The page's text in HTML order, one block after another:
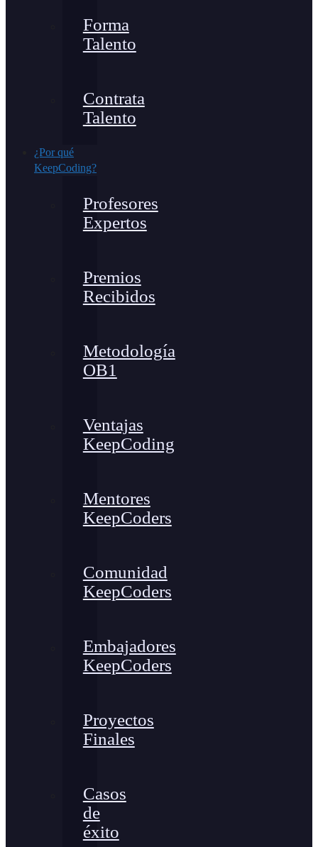
Forma
Talento
Contrata
Talento
¿Por qué
KeepCoding?
Profesores
Expertos
Premios
Recibidos
Metodología
OB1
Ventajas
KeepCoding
Mentores
KeepCoders
Comunidad
KeepCoders
Embajadores
KeepCoders
Proyectos
Finales
Casos
de
éxito